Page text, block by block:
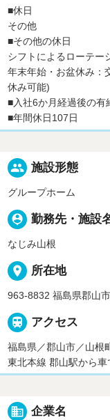
■休日
その他
■その他の休日
シフトによるローテー
年末年始・お盆休み：
休み可能)
■入社6か月経過後の有
■年間休日107日
people 施設形態
グループホーム
person_pin 勤務先・施設
なじみ山根
place 所在地
963-8832 福島県郡山
 アクセス
福島県／郡山市／山根
東北本線 郡山駅から車
business 企業名